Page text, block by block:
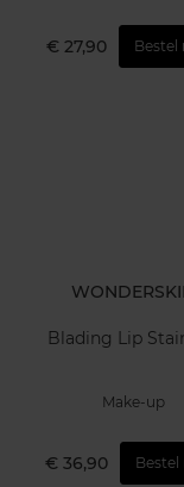
€ 27,90 Bestel
Blading Lip
Make-up
€ 36,90 Bestel